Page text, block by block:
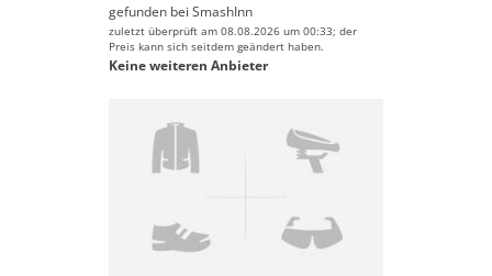
gefunden bei SmashInn
zuletzt überprüft am 08.08.2026 um 00:33; der
Preis kann sich seitdem geändert haben.
Keine weiteren Anbieter